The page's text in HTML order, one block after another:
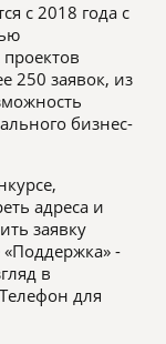
с 2018 года с
250 заявок, из
бизнес-
адреса и
заявку
-
в
для